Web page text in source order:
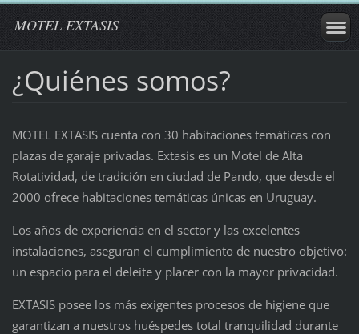
MOTEL EXTASIS
¿Quiénes somos?
MOTEL EXTASIS cuenta con 30 habitaciones temáticas con
plazas de garaje privadas. Extasis es un Motel de Alta
Rotatividad, de tradición en ciudad de Pando, que desde el
2000 ofrece habitaciones temáticas únicas en Uruguay.
Los años de experiencia en el sector y las excelentes
instalaciones, aseguran el cumplimiento de nuestro objetivo:
un espacio para el deleite y placer con la mayor privacidad.
EXTASIS posee los más exigentes procesos de higiene que
garantizan a nuestros huéspedes total tranquilidad durante